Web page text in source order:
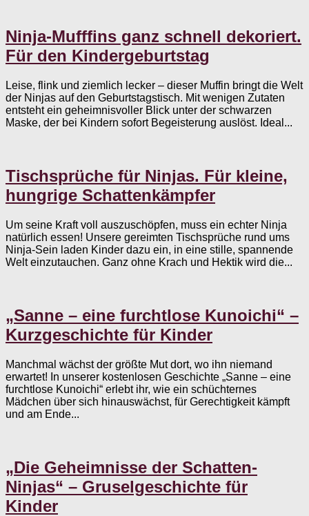
Ninja-Mufffins ganz schnell dekoriert.
Für den Kindergeburtstag
Leise, flink und ziemlich lecker – dieser Muffin bringt die Welt
der Ninjas auf den Geburtstagstisch. Mit wenigen Zutaten
entsteht ein geheimnisvoller Blick unter der schwarzen
Maske, der bei Kindern sofort Begeisterung auslöst. Ideal...
Tischsprüche für Ninjas. Für kleine,
hungrige Schattenkämpfer
Um seine Kraft voll auszuschöpfen, muss ein echter Ninja
natürlich essen! Unsere gereimten Tischsprüche rund ums
Ninja-Sein laden Kinder dazu ein, in eine stille, spannende
Welt einzutauchen. Ganz ohne Krach und Hektik wird die...
„Sanne – eine furchtlose Kunoichi“ –
Kurzgeschichte für Kinder
Manchmal wächst der größte Mut dort, wo ihn niemand
erwartet! In unserer kostenlosen Geschichte „Sanne – eine
furchtlose Kunoichi“ erlebt ihr, wie ein schüchternes
Mädchen über sich hinauswächst, für Gerechtigkeit kämpft
und am Ende...
„Die Geheimnisse der Schatten-
Ninjas“ – Gruselgeschichte für
Kinder